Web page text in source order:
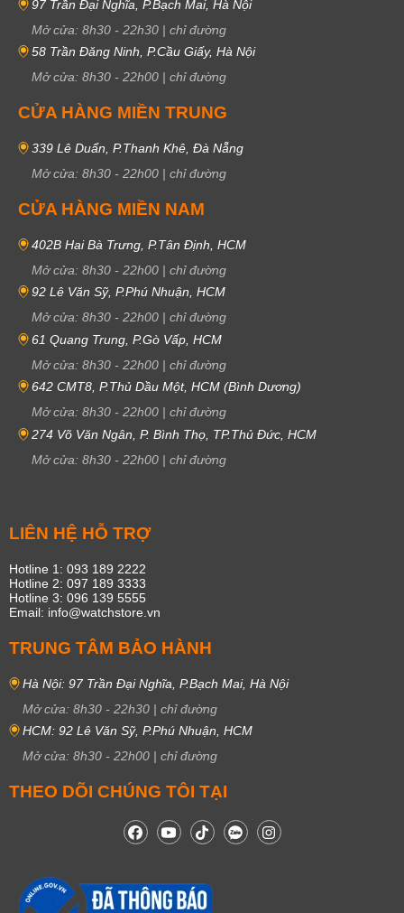
97 Trần Đại Nghĩa, P.Bạch Mai, Hà Nội
Mở cửa: 8h30 - 22h30 | chỉ đường
58 Trần Đăng Ninh, P.Cầu Giấy, Hà Nội
Mở cửa: 8h30 - 22h00 | chỉ đường
CỬA HÀNG MIỀN TRUNG
339 Lê Duẩn, P.Thanh Khê, Đà Nẵng
Mở cửa: 8h30 - 22h00 | chỉ đường
CỬA HÀNG MIỀN NAM
402B Hai Bà Trưng, P.Tân Định, HCM
Mở cửa: 8h30 - 22h00 | chỉ đường
92 Lê Văn Sỹ, P.Phú Nhuận, HCM
Mở cửa: 8h30 - 22h00 | chỉ đường
61 Quang Trung, P.Gò Vấp, HCM
Mở cửa: 8h30 - 22h00 | chỉ đường
642 CMT8, P.Thủ Dầu Một, HCM (Bình Dương)
Mở cửa: 8h30 - 22h00 | chỉ đường
274 Võ Văn Ngân, P. Bình Thọ, TP.Thủ Đức, HCM
Mở cửa: 8h30 - 22h00 | chỉ đường
LIÊN HỆ HỖ TRỢ
Hotline 1: 093 189 2222
Hotline 2: 097 189 3333
Hotline 3: 096 139 5555
Email: info@watchstore.vn
TRUNG TÂM BẢO HÀNH
Hà Nội: 97 Trần Đại Nghĩa, P.Bạch Mai, Hà Nội
Mở cửa: 8h30 - 22h30 | chỉ đường
HCM: 92 Lê Văn Sỹ, P.Phú Nhuận, HCM
Mở cửa: 8h30 - 22h00 | chỉ đường
THEO DÕI CHÚNG TÔI TẠI